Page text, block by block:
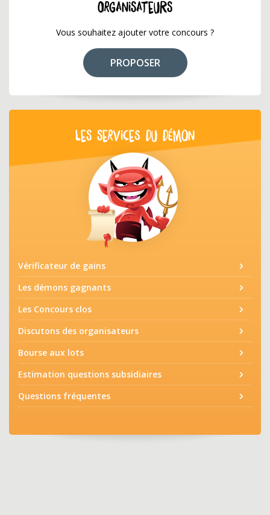
ORGANISATEURS
Vous souhaitez ajouter votre concours ?
PROPOSER
LES SERVICES DU DÉMON
Vérificateur de gains
Les démons gagnants
Les Concours clos
Discutons des organisateurs
Bourse aux lots
Estimation questions subsidiaires
Questions fréquentes